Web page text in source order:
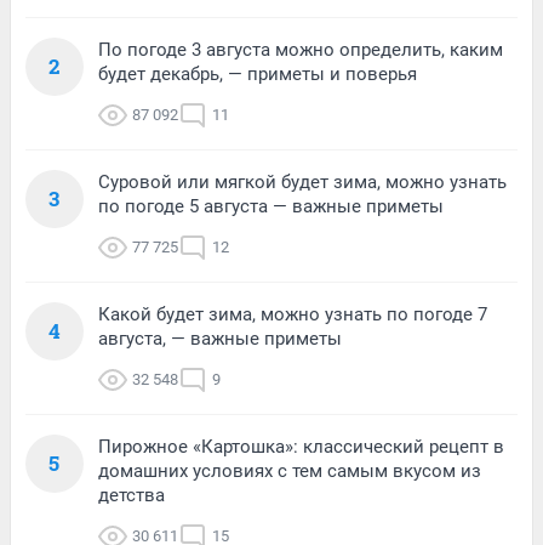
2
По погоде 3 августа можно определить, каким
будет декабрь, — приметы и поверья
87 092 11
3
Суровой или мягкой будет зима, можно узнать
по погоде 5 августа — важные приметы
77 725 12
4
Какой будет зима, можно узнать по погоде 7
августа, — важные приметы
32 548 9
5
Пирожное «Картошка»: классический рецепт в
домашних условиях с тем самым вкусом из
детства
30 611 15